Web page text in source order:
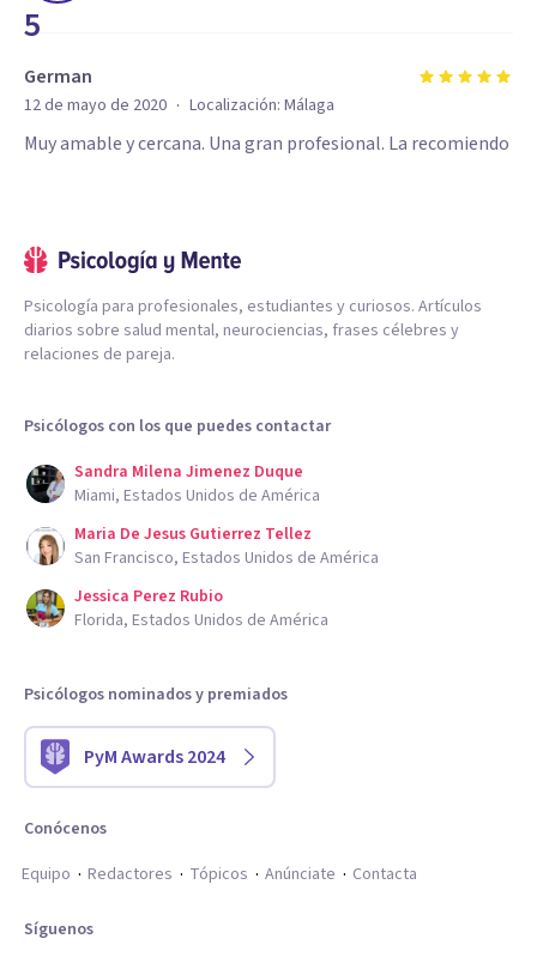
5
German
12 de mayo de 2020 · Localización: Málaga
Muy amable y cercana. Una gran profesional. La recomiendo
Psicología para profesionales, estudiantes y curiosos. Artículos
diarios sobre salud mental, neurociencias, frases célebres y
relaciones de pareja.
Psicólogos con los que puedes contactar
Sandra Milena Jimenez Duque
Miami, Estados Unidos de América
Maria De Jesus Gutierrez Tellez
San Francisco, Estados Unidos de América
Jessica Perez Rubio
Florida, Estados Unidos de América
Psicólogos nominados y premiados
PyM Awards 2024
Conócenos
Equipo
Redactores Tópicos Anúnciate Contacta
Síguenos